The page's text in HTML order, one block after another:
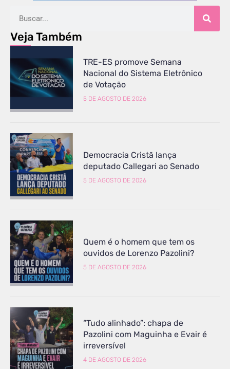
Veja Também
TRE-ES promove Semana
Nacional do Sistema Eletrônico
de Votação
5 DE AGOSTO DE 2026
Democracia Cristã lança
deputado Callegari ao Senado
5 DE AGOSTO DE 2026
Quem é o homem que tem os
ouvidos de Lorenzo Pazolini?
5 DE AGOSTO DE 2026
“Tudo alinhado”: chapa de
Pazolini com Maguinha e Evair é
irreversível
4 DE AGOSTO DE 2026